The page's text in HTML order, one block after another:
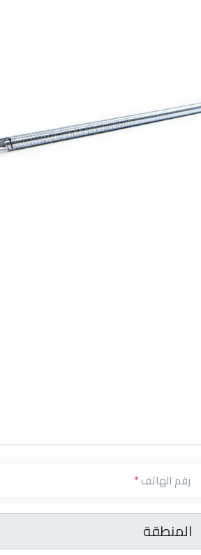
رقم الهاتف*
المنطقة
المنطقة